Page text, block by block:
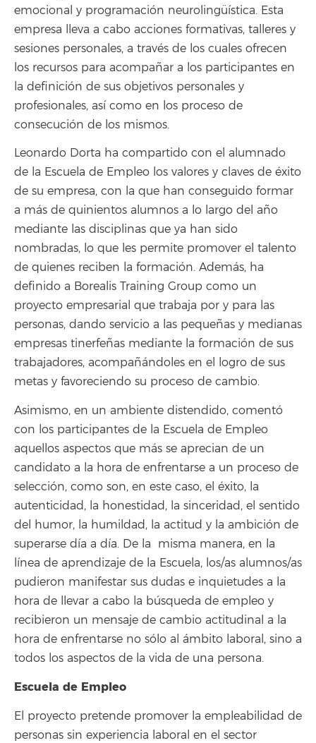
emocional y programación neurolingüística. Esta
empresa lleva a cabo acciones formativas, talleres y
sesiones personales, a través de los cuales ofrecen
los recursos para acompañar a los participantes en
la definición de sus objetivos personales y
profesionales, así como en los proceso de
consecución de los mismos.
Leonardo Dorta ha compartido con el alumnado
de la Escuela de Empleo los valores y claves de éxito
de su empresa, con la que han conseguido formar
a más de quinientos alumnos a lo largo del año
mediante las disciplinas que ya han sido
nombradas, lo que les permite promover el talento
de quienes reciben la formación. Además, ha
definido a Borealis Training Group como un
proyecto empresarial que trabaja por y para las
personas, dando servicio a las pequeñas y medianas
empresas tinerfeñas mediante la formación de sus
trabajadores, acompañándoles en el logro de sus
metas y favoreciendo su proceso de cambio.
Asimismo, en un ambiente distendido, comentó
con los participantes de la Escuela de Empleo
aquellos aspectos que más se aprecian de un
candidato a la hora de enfrentarse a un proceso de
selección, como son, en este caso, el éxito, la
autenticidad, la honestidad, la sinceridad, el sentido
del humor, la humildad, la actitud y la ambición de
superarse día a día. De la misma manera, en la
línea de aprendizaje de la Escuela, los/as alumnos/as
pudieron manifestar sus dudas e inquietudes a la
hora de llevar a cabo la búsqueda de empleo y
recibieron un mensaje de cambio actitudinal a la
hora de enfrentarse no sólo al ámbito laboral, sino a
todos los aspectos de la vida de una persona.
Escuela de Empleo
El proyecto pretende promover la empleabilidad de
personas sin experiencia laboral en el sector